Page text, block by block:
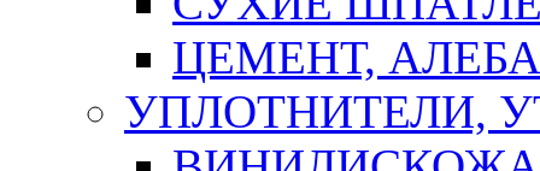
ЦЕМЕНТ,
УПЛОТНИТЕЛИ,